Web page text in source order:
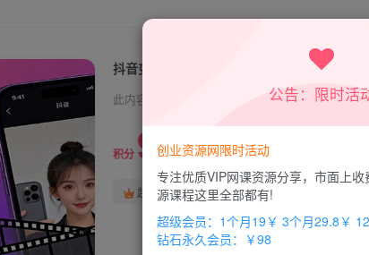
抖音变现全攻略：短视频制作，直播带货，
此内容为付费资源，请付费后查看
积分 9.9
超级会员免费 钻石会员
公告：限时活
创业资源网限时活动
专注优质VIP网课资源分享，市面上
源课程这里全部都有!
超级会员：1个月19￥ 3个月29.8￥
钻石永久会员：￥98